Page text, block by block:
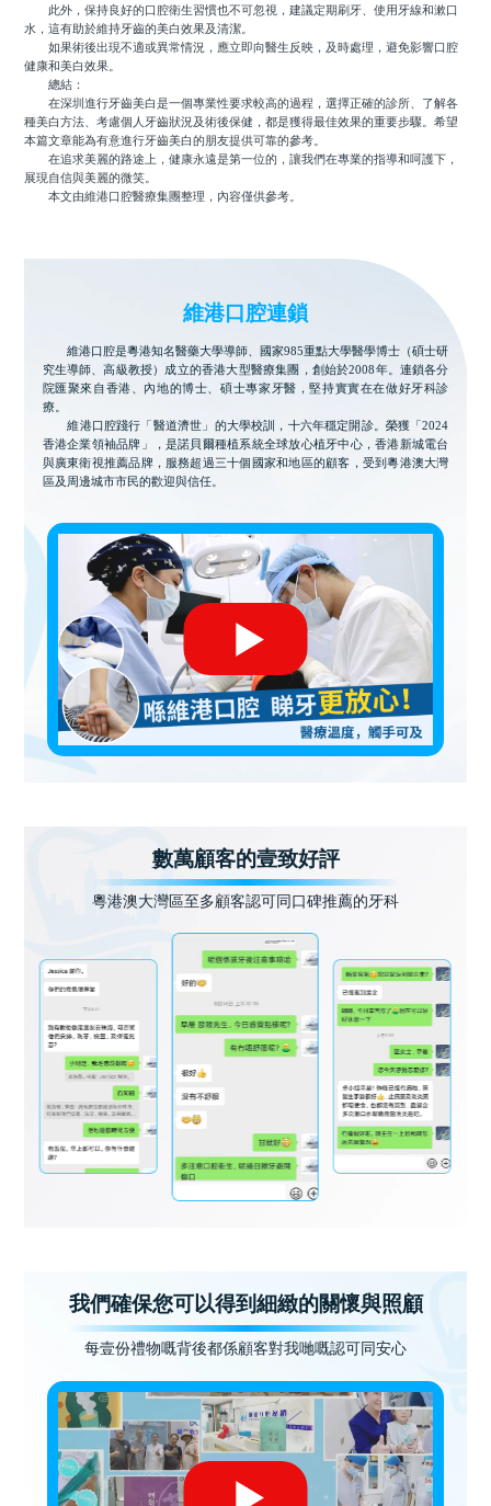
此外，保持良好的口腔衛生習慣也不可忽視，建議定期刷牙、使用牙線和漱口
水，這有助於維持牙齒的美白效果及清潔。
如果術後出現不適或異常情況，應立即向醫生反映，及時處理，避免影響口腔
健康和美白效果。
總結：
在深圳進行牙齒美白是一個專業性要求較高的過程，選擇正確的診所、了解各
種美白方法、考慮個人牙齒狀況及術後保健，都是獲得最佳效果的重要步驟。希望
本篇文章能為有意進行牙齒美白的朋友提供可靠的參考。
在追求美麗的路途上，健康永遠是第一位的，讓我們在專業的指導和呵護下，
展現自信與美麗的微笑。
本文由維港口腔醫療集團整理，內容僅供參考。
維港口腔連鎖
維港口腔是粵港知名醫藥大學導師、國家985重點大學醫學博士（碩士研
究生導師、高級教授）成立的香港大型醫療集團，創始於2008年。連鎖各分
院匯聚來自香港、內地的博士、碩士專家牙醫，堅持實實在在做好牙科診
療。
維港口腔踐行「醫道濟世」的大學校訓，十六年穩定開診。榮獲「2024
香港企業領袖品牌」，是諾貝爾種植系統全球放心植牙中心，香港新城電台
與廣東衛視推薦品牌，服務超過三十個國家和地區的顧客，受到粵港澳大灣
區及周邊城市市民的歡迎與信任。
數萬顧客的壹致好評
粵港澳大灣區至多顧客認可同口碑推薦的牙科
我們確保您可以得到細緻的關懷與照顧
每壹份禮物嘅背後都係顧客對我哋嘅認可同安心